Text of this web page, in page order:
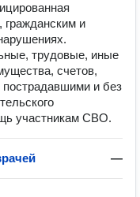
и
трудовые, иные
счетов,
и без
участникам СВО.
—